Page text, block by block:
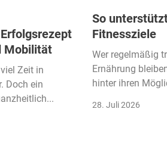
Mobilität
Zeit in
Doch ein
So
Fitnessziele
Wer regelmäßig
Ernährung
hinter ihren
28. Juli 2026